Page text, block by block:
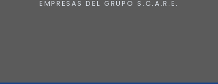
EMPRESAS DEL GRUPO S.C.A.R.E.